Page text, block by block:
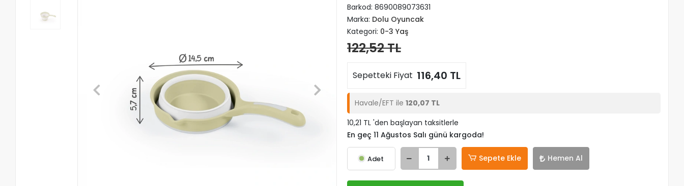
Barkod: 8690089073631
Marka: Dolu Oyuncak
Kategori: 0-3 Yaş
122,52 TL
Sepetteki Fiyat 116,40 TL
Havale/EFT ile 120,07 TL
10,21 TL 'den başlayan taksitlerle
En geç 11 Ağustos Salı günü kargoda!
Adet Sepete Ekle Hemen Al